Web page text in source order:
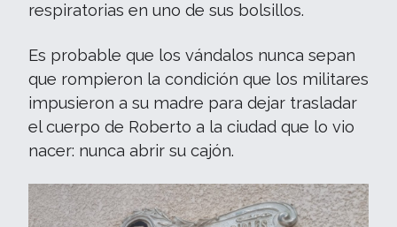
respiratorias en uno de sus bolsillos.
Es probable que los vándalos nunca sepan
que rompieron la condición que los militares
impusieron a su madre para dejar trasladar
el cuerpo de Roberto a la ciudad que lo vio
nacer: nunca abrir su cajón.